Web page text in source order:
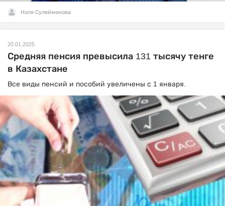
Нэля Сулейменова
20.01.2025
Средняя пенсия превысила 131 тысячу тенге
в Казахстане
Все виды пенсий и пособий увеличены с 1 января.